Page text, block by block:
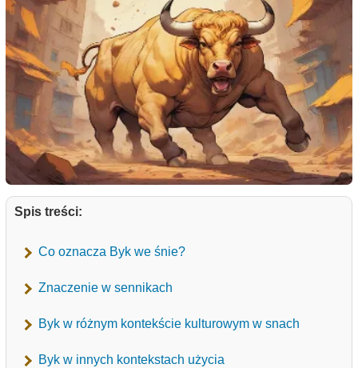
Spis treści:
Co oznacza Byk we śnie?
Znaczenie w sennikach
Byk w różnym kontekście kulturowym w snach
Byk w innych kontekstach użycia